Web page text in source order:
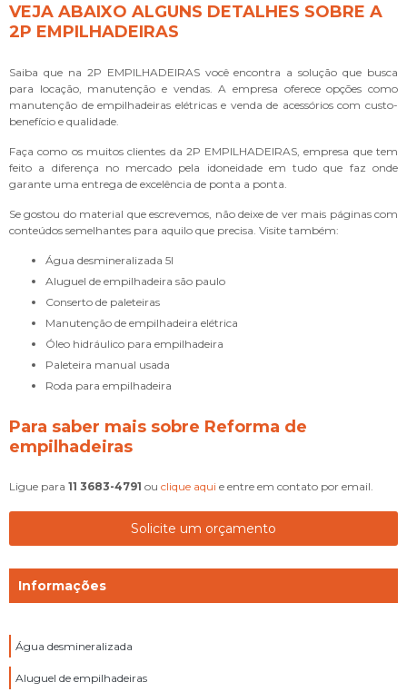
VEJA ABAIXO ALGUNS DETALHES SOBRE A
2P EMPILHADEIRAS
Saiba que na 2P EMPILHADEIRAS você encontra a solução que busca
para locação, manutenção e vendas. A empresa oferece opções como
manutenção de empilhadeiras elétricas e venda de acessórios com custo-
benefício e qualidade.
Faça como os muitos clientes da 2P EMPILHADEIRAS, empresa que tem
feito a diferença no mercado pela idoneidade em tudo que faz onde
garante uma entrega de excelência de ponta a ponta.
Se gostou do material que escrevemos, não deixe de ver mais páginas com
conteúdos semelhantes para aquilo que precisa. Visite também:
água desmineralizada 5l
aluguel de empilhadeira são paulo
conserto de paleteiras
manutenção de empilhadeira elétrica
óleo hidráulico para empilhadeira
paleteira manual usada
roda para empilhadeira
Para saber mais sobre Reforma de
empilhadeiras
Ligue para 11 3683-4791 ou clique aqui e entre em contato por email.
Solicite um orçamento
Informações
Água desmineralizada
Aluguel de empilhadeiras